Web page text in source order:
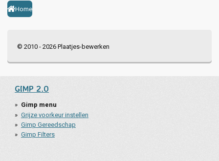
Home
© 2010 - 2026 Plaatjes-bewerken
GIMP 2.0
Gimp menu
Grijze voorkeur instellen
Gimp Gereedschap
Gimp Filters